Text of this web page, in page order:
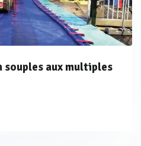
souples aux multiples